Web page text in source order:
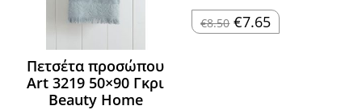
Πετσέτα προσώπου
Art 3219 50×90 Γκρι
Beauty Home
€8.50 Original
price
€7.65 Η
τρέχουσα